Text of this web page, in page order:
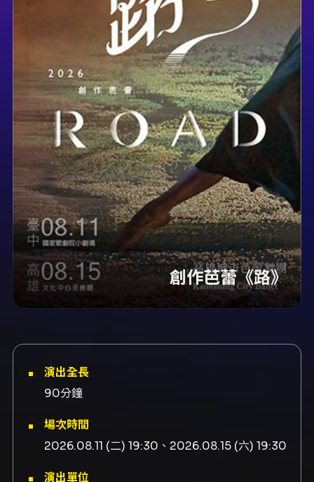
創作芭蕾《路》
演出全長
90分鐘
場次時間
2026.08.11 (二) 19:30、2026.08.15 (六) 19:30
演出單位